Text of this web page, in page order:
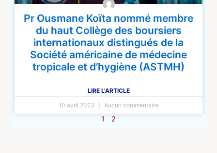
Pr Ousmane Koïta nommé membre
du haut Collège des boursiers
internationaux distingués de la
Société américaine de médecine
tropicale et d’hygiène (ASTMH)
LIRE L'ARTICLE
10 avril 2023
Aucun commentaire
1 2